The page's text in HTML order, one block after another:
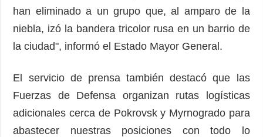
han eliminado a un grupo que, al amparo de la
niebla, izó la bandera tricolor rusa en un barrio de
la ciudad", informó el Estado Mayor General.
El servicio de prensa también destacó que las
Fuerzas de Defensa organizan rutas logísticas
adicionales cerca de Pokrovsk y Myrnogrado para
abastecer nuestras posiciones con todo lo